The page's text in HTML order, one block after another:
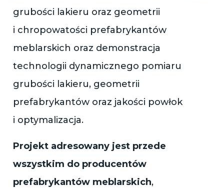
grubości lakieru oraz geometrii
i chropowatości prefabrykantów
meblarskich oraz demonstracja
technologii dynamicznego pomiaru
grubości lakieru, geometrii
prefabrykantów oraz jakości powłok
i optymalizacja.
Projekt adresowany jest przede
wszystkim do producentów
prefabrykantów meblarskich,